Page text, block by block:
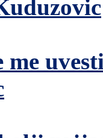
me